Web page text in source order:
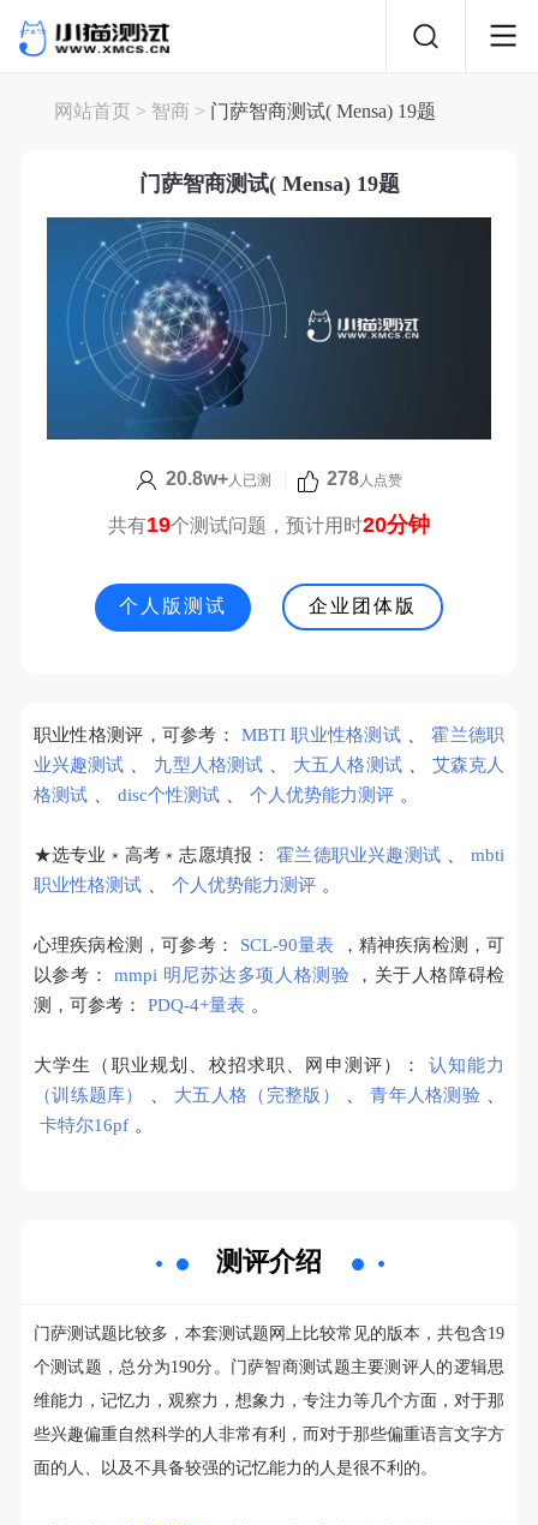
网站首页 > 智商 > 门萨智商测试( Mensa) 19题
门萨智商测试( Mensa) 19题
20.8w+人已测 278人点赞
共有19个测试问题，预计用时20分钟
个人版测试 企业团体版
职业性格测评，可参考： MBTI 职业性格测试 、
霍兰德职
业兴趣测试 、 九型人格测试 、 大五人格测试 、
艾森克人
格测试 、 disc个性测试 、 个人优势能力测评 。
★选专业﹡高考﹡志愿填报： 霍兰德职业兴趣测试 、
mbti
职业性格测试 、 个人优势能力测评 。
心理疾病检测，可参考： SCL-90量表
，精神疾病检测，可
以参考：
mmpi 明尼苏达多项人格测验
，关于人格障碍检
测，可参考：
PDQ-4+量表 。
大学生（职业规划、校招求职、网申测评）：
认知能力
（训练题库）
、 大五人格（完整版） 、 青年人格测验 、
卡特尔16pf 。
测评介绍
门萨测试题比较多，本套测试题网上比较常见的版本，共包含19
个测试题，总分为190分。门萨智商测试题主要测评人的逻辑思
维能力，记忆力，观察力，想象力，专注力等几个方面，对于那
些兴趣偏重自然科学的人非常有利，而对于那些偏重语言文字方
面的人、以及不具备较强的记忆能力的人是很不利的。